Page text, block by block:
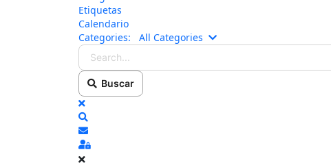
Etiquetas
Calendario
Categories:
All Categories Search...
Buscar
x
Suscribirse a las actualizaciones
Sign In